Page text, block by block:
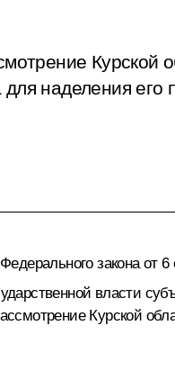
Курской
наделения его
закона
власти
Курской